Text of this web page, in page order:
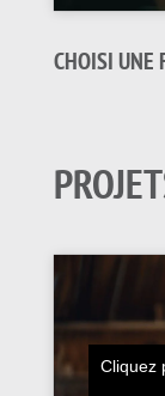
CHOISI UNE
Cliquez